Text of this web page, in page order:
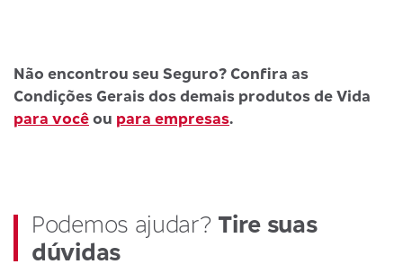
Não encontrou seu Seguro? Confira as
Condições Gerais dos demais produtos de Vida
para vocêou para empresas.
Podemos ajudar? Tire suas
dúvidas